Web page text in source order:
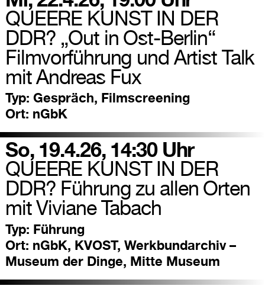
QUEERE KUNST IN DER
DDR? „Out in Ost-Berlin“
Filmvorführung und Artist Talk
mit Andreas Fux
Typ: Gespräch, Filmscreening
Ort: nGbK
So, 19.4.26, 14:30 Uhr
QUEERE KUNST IN DER
DDR? Führung zu allen Orten
mit Viviane Tabach
Typ: Führung
Ort: nGbK, KVOST, Werkbundarchiv –
Museum der Dinge, Mitte Museum